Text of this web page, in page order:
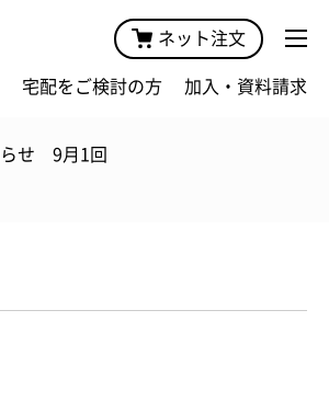
ネット注文
宅配をご検討の方 加入・資料請求
らせ 9月1回